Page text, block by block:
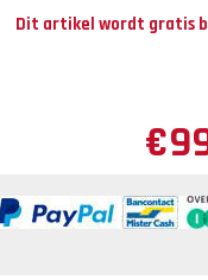
Dit artikel wordt gratis
€